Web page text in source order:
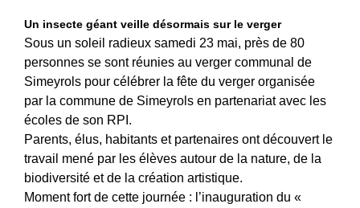
Un insecte géant veille désormais sur le verger
Sous un soleil radieux samedi 23 mai, près de 80
personnes se sont réunies au verger communal de
Simeyrols pour célébrer la fête du verger organisée
par la commune de Simeyrols en partenariat avec les
écoles de son RPI.
Parents, élus, habitants et partenaires ont découvert le
travail mené par les élèves autour de la nature, de la
biodiversité et de la création artistique.
Moment fort de cette journée : l’inauguration du «